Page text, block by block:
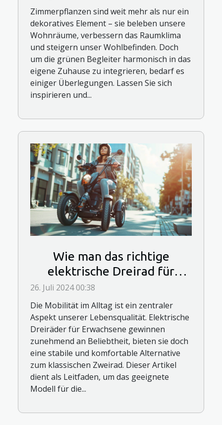
Zimmerpflanzen sind weit mehr als nur ein
dekoratives Element – sie beleben unsere
Wohnräume, verbessern das Raumklima
und steigern unser Wohlbefinden. Doch
um die grünen Begleiter harmonisch in das
eigene Zuhause zu integrieren, bedarf es
einiger Überlegungen. Lassen Sie sich
inspirieren und...
Wie man das richtige
elektrische Dreirad für
Erwachsene auswählt
26. Juli 2024 00:38
Die Mobilität im Alltag ist ein zentraler
Aspekt unserer Lebensqualität. Elektrische
Dreiräder für Erwachsene gewinnen
zunehmend an Beliebtheit, bieten sie doch
eine stabile und komfortable Alternative
zum klassischen Zweirad. Dieser Artikel
dient als Leitfaden, um das geeignete
Modell für die...